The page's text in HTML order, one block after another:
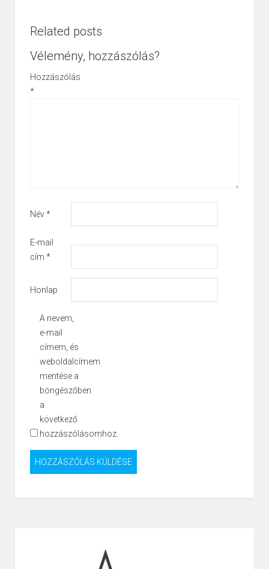
Related posts
Vélemény, hozzászólás?
Hozzászólás
*
Név*
E-mail
cím *
Honlap
A nevem,
e-mail
címem, és
weboldalcímem
mentése a
böngészőben
a
következő
hozzászólásomhoz.